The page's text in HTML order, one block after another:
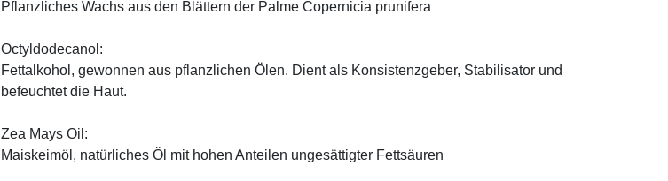
Pflanzliches Wachs aus den Blättern der Palme Copernicia prunifera
Octyldodecanol:
Fettalkohol, gewonnen aus pflanzlichen Ölen. Dient als Konsistenzgeber, Stabilisator und
befeuchtet die Haut.
Zea Mays Oil:
Maiskeimöl, natürliches Öl mit hohen Anteilen ungesättigter Fettsäuren